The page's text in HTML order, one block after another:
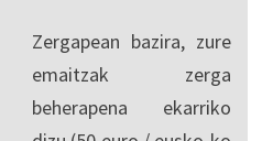
Zergapean bazira, zure
emaitzak zerga
beherapena ekarriko